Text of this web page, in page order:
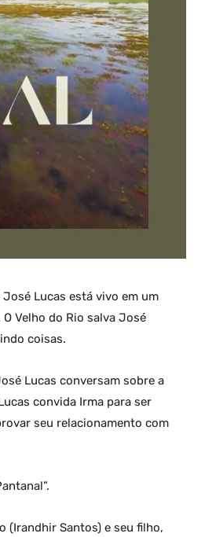
Lucas está vivo em um
Velho do Rio salva José
coisas.
Lucas conversam sobre a
convida Irma para ser
seu relacionamento com
(Irandhir Santos) e seu filho,